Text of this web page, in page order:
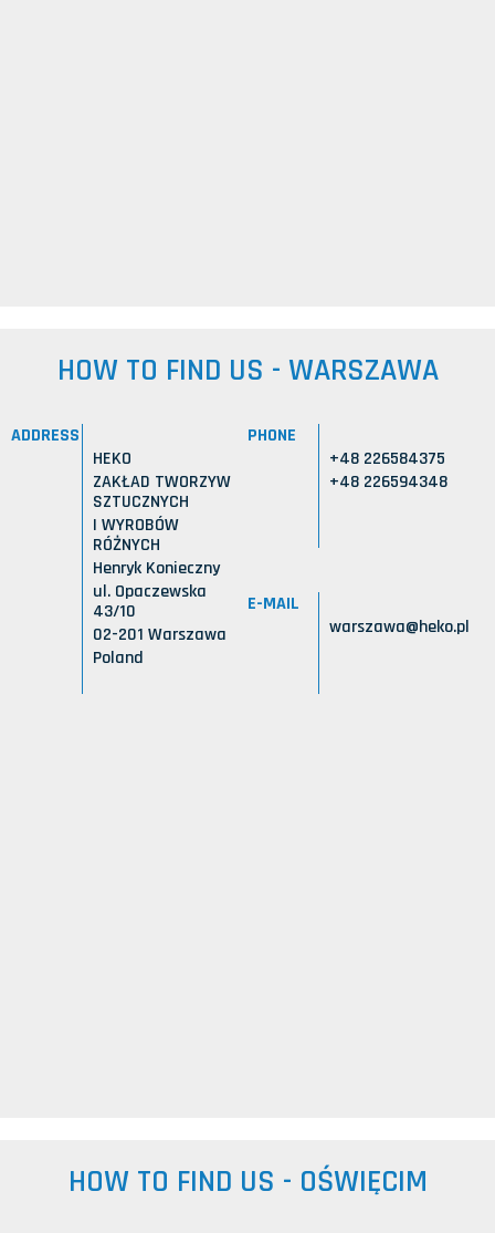
HOW TO FIND US - WARSZAWA
ADDRESS
HEKO
ZAKŁAD TWORZYW
SZTUCZNYCH
I WYROBÓW
RÓŻNYCH
Henryk Konieczny
ul. Opaczewska
43/10
02-201 Warszawa
Poland
PHONE
+48 226584375
+48 226594348
E-MAIL
warszawa@heko.pl
HOW TO FIND US - OŚWIĘCIM